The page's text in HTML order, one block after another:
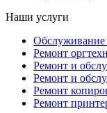
Наши услуги
Обслуживание
Ремонт
Ремонт и
Ремонт и
Ремонт
Ремонт